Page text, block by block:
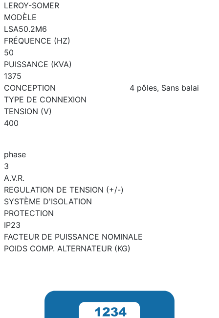
LEROY-SOMER
MODÈLE
LSA50.2M6
FRÉQUENCE (HZ)
50
PUISSANCE (KVA)
1375
CONCEPTION
4 pôles, Sans balai
TYPE DE CONNEXION
TENSION (V)
400
phase
3
A.V.R.
REGULATION DE TENSION (+/-)
SYSTÈME D'ISOLATION
PROTECTION
IP23
FACTEUR DE PUISSANCE NOMINALE
POIDS COMP. ALTERNATEUR (KG)